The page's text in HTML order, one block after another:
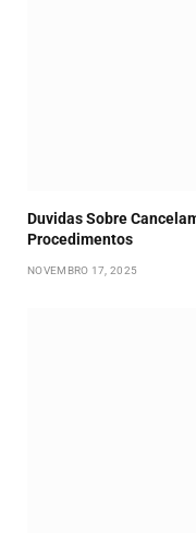
Duvidas Sobre
Procedimentos
NOVEMBRO 17, 2025